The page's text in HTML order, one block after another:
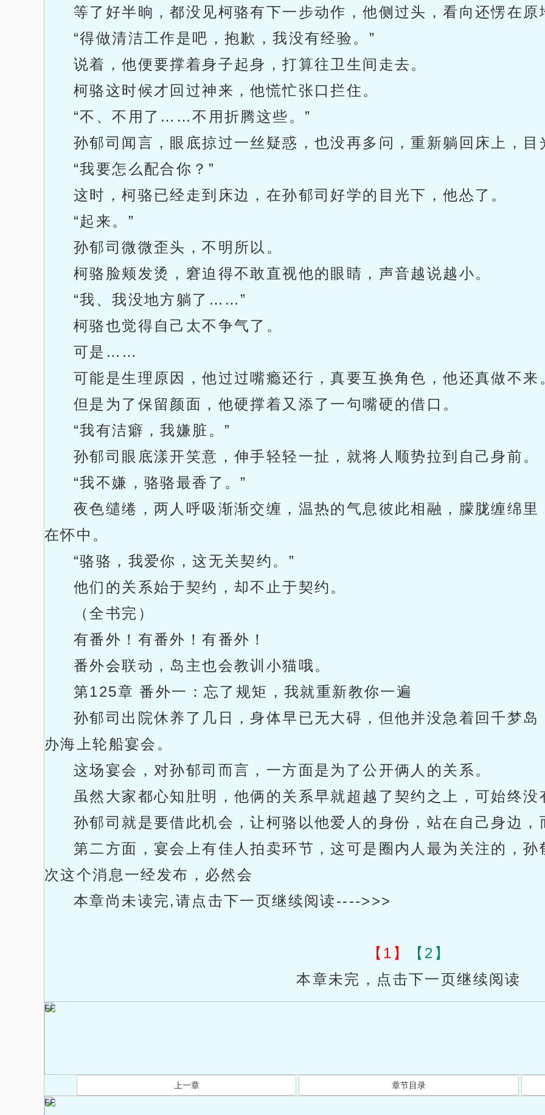
等了好半晌，都没见柯骆有下一步动作，他侧过头，看向还愣在
“得做清洁工作是吧，抱歉，我没有经验。”
说着，他便要撑着身子起身，打算往卫生间走去。
柯骆这时候才回过神来，他慌忙张口拦住。
“不、不用了……不用折腾这些。”
孙郁司闻言，眼底掠过一丝疑惑，也没再多问，重新躺回床上，目
“我要怎么配合你？”
这时，柯骆已经走到床边，在孙郁司好学的目光下，他怂了。
“起来。”
孙郁司微微歪头，不明所以。
柯骆脸颊发烫，窘迫得不敢直视他的眼睛，声音越说越小。
“我、我没地方躺了……”
柯骆也觉得自己太不争气了。
可是……
可能是生理原因，他过过嘴瘾还行，真要互换角色，他还真做不来
但是为了保留颜面，他硬撑着又添了一句嘴硬的借口。
“我有洁癖，我嫌脏。”
孙郁司眼底漾开笑意，伸手轻轻一扯，就将人顺势拉到自己身前。
“我不嫌，骆骆最香了。”
夜色缱绻，两人呼吸渐渐交缠，温热的气息彼此相融，朦胧缠绵
在怀中。
“骆骆，我爱你，这无关契约。”
他们的关系始于契约，却不止于契约。
（全书完）
有番外！有番外！有番外！
番外会联动，岛主也会教训小猫哦。
第125章 番外一：忘了规矩，我就重新教你一遍
孙郁司出院休养了几日，身体早已无大碍，但他并没急着回千梦
办海上轮船宴会。
这场宴会，对孙郁司而言，一方面是为了公开俩人的关系。
虽然大家都心知肚明，他俩的关系早就超越了契约之上，可始终
孙郁司就是要借此机会，让柯骆以他爱人的身份，站在自己身边
第二方面，宴会上有佳人拍卖环节，这可是圈内人最为关注的，
次这个消息一经发布，必然会
本章尚未读完,请点击下一页继续阅读---->>>
【1】
【2】
本章未完，点击下一页继续阅读
FF
上一章
章节目录
FF